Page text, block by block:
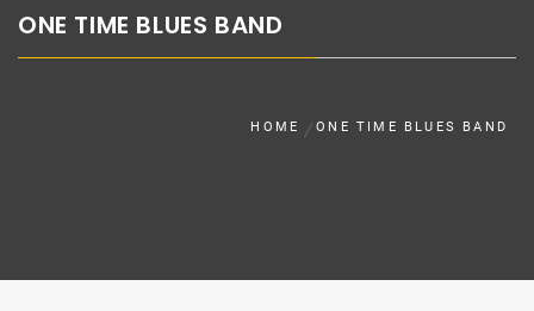
ONE TIME BLUES BAND
HOME ONE TIME BLUES BAND